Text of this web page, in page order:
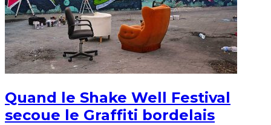
Quand le Shake Well Festival
secoue le Graffiti bordelais